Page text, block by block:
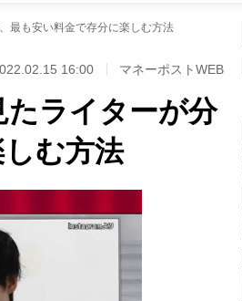
最も安い料金で存分に楽しむ方法
16:00 マネーポストWEB
たライターが分
む方法